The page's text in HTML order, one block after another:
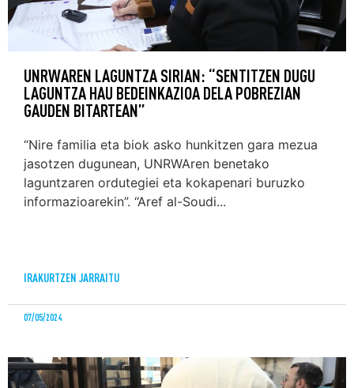
UNRWAREN LAGUNTZA SIRIAN: “SENTITZEN DUGU
LAGUNTZA HAU BEDEINKAZIOA DELA POBREZIAN
GAUDEN BITARTEAN”
“Nire familia eta biok asko hunkitzen gara mezua
jasotzen dugunean, UNRWAren benetako
laguntzaren ordutegiei eta kokapenari buruzko
informazioarekin”. “Aref al-Soudi...
IRAKURTZEN JARRAITU
07/05/2024